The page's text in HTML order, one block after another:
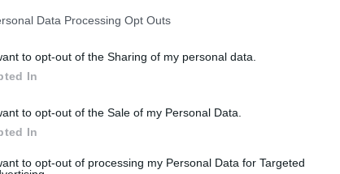
Data Processing Opt Outs
to opt-out of the Sharing of my personal data.
In
to opt-out of the Sale of my Personal Data.
In
to opt-out of processing my Personal Data for Targeted
Új gyalogosátkelők és jelzőlámpás